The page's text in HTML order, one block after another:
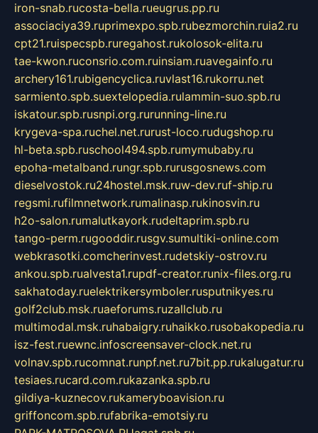
iron-snab.rucosta-bella.rueugrus.pp.ru
associaciya39.ruprimexpo.spb.rubezmorchin.ruia2.ru
cpt21.ruispecspb.ruregahost.rukolosok-elita.ru
tae-kwon.ruconsrio.com.ruinsiam.ruavegainfo.ru
archery161.rubigencyclica.ruvlast16.rukorru.net
sarmiento.spb.suextelopedia.rulammin-suo.spb.ru
iskatour.spb.rusnpi.org.rurunning-line.ru
krygeva-spa.ruchel.net.rurust-loco.rudugshop.ru
hl-beta.spb.ruschool494.spb.rumymubaby.ru
epoha-metalband.rungr.spb.rurusgosnews.com
dieselvostok.ru24hostel.msk.ruw-dev.ruf-ship.ru
regsmi.rufilmnetwork.rumalinasp.rukinosvin.ru
h2o-salon.rumalutkayork.rudeltaprim.spb.ru
tango-perm.rugooddir.rusgv.sumultiki-online.com
webkrasotki.comcherinvest.rudetskiy-ostrov.ru
ankou.spb.rualvesta1.rupdf-creator.runix-files.org.ru
sakhatoday.ruelektrikersymboler.rusputnikyes.ru
golf2club.msk.ruaeforums.ruzallclub.ru
multimodal.msk.ruhabaigry.ruhaikko.rusobakopedia.ru
isz-fest.ruewnc.infoscreensaver-clock.net.ru
volnav.spb.rucomnat.runpf.net.ru7bit.pp.rukalugatur.ru
tesiaes.rucard.com.rukazanka.spb.ru
gildiya-kuznecov.rukameryboavision.ru
griffoncom.spb.rufabrika-emotsiy.ru